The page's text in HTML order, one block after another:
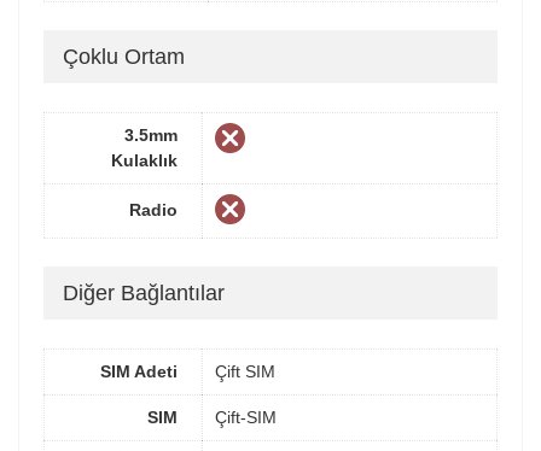
Çoklu Ortam
3.5mm
Kulaklık
Radio
Diğer Bağlantılar
SIM Adeti Çift SIM
SIM Çift-SIM